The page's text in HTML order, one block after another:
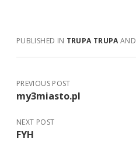
PUBLISHED IN TRUPA TRUPAAND
PREVIOUS POST
my3miasto.pl
NEXT POST
FYH